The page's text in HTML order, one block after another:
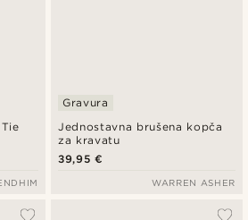
Jednostavna brušena kopča
za kravatu
Gravura
39,95 €
WARREN ASHER